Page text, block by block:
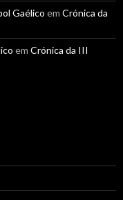
Gaélico em Crónica da
em Crónica da III